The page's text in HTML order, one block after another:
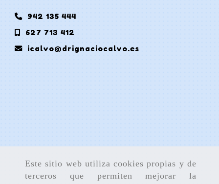
Este sitio web utiliza cookies propias y de
terceros que permiten mejorar la
942 135 444
627 713 412
icalvo
drignaciocalvo.es